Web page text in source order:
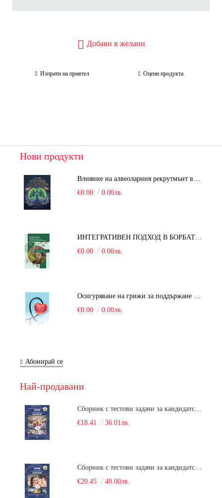
Добави в желани
Изпрати на приятел Оцени продукта
Нови продукти
€0.00
0.00лв.
ИНТЕГРАТИВЕН ПОДХОД В БОРБАТА С COVID-19: От патогенезата на Sars-Cov-2 до фитомедицината и етноботаниката. Антивирусна активност и терапевтичен потенциал на българските лечебни растения
€0.00
0.00лв.
€0.00
0.00лв.
Абонирай се
Най-продавани
€18.41
36.01лв.
€20.45
40.00лв.